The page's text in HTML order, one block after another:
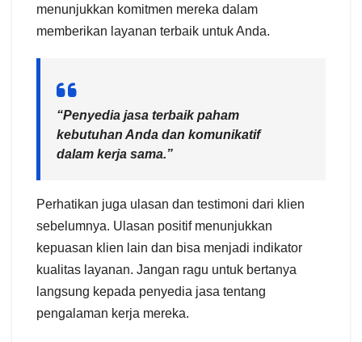
menunjukkan komitmen mereka dalam
memberikan layanan terbaik untuk Anda.
“Penyedia jasa terbaik paham
kebutuhan Anda dan komunikatif
dalam kerja sama.”
Perhatikan juga ulasan dan testimoni dari klien
sebelumnya. Ulasan positif menunjukkan
kepuasan klien lain dan bisa menjadi indikator
kualitas layanan. Jangan ragu untuk bertanya
langsung kepada penyedia jasa tentang
pengalaman kerja mereka.